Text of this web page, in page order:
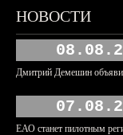
НОВОСТИ
Дмитрий Демешин
ЕАО станет пилотным